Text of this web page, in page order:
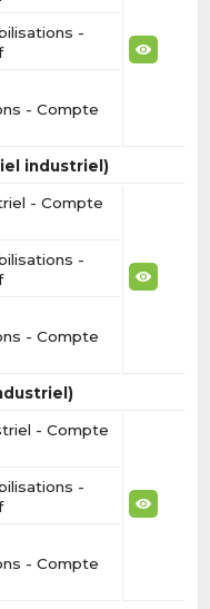
-
- Compte
industriel)
- Compte
-
- Compte
- Compte
-
- Compte